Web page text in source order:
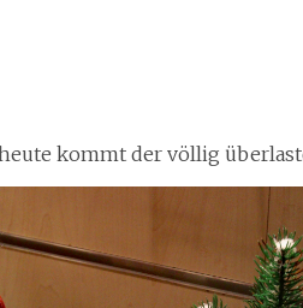
kommt der völlig